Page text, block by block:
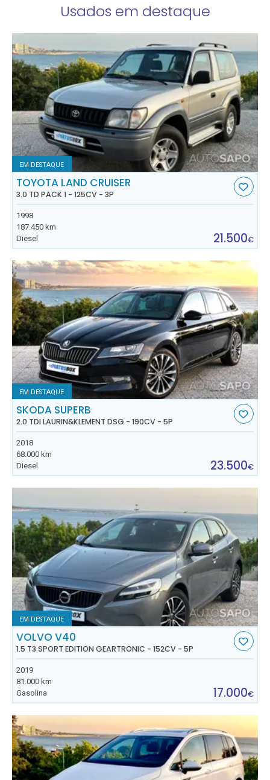
Usados em destaque
EM DESTAQUE
TOYOTA LAND CRUISER
3.0 TD PACK 1 - 125CV - 3P
1998
187.450 km
Diesel
21.500€
EM DESTAQUE
SKODA SUPERB
2.0 TDI LAURIN&KLEMENT DSG - 190CV - 5P
2018
68.000 km
Diesel
23.500€
EM DESTAQUE
VOLVO V40
1.5 T3 SPORT EDITION GEARTRONIC - 152CV - 5P
2019
81.000 km
Gasolina
17.000€